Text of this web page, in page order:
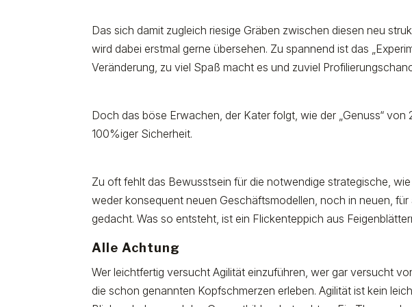
Das sich damit zugleich riesige Gräben zwischen diesen neu
wird dabei erstmal gerne übersehen. Zu spannend ist das
Veränderung, zu viel Spaß macht es und zuviel
Doch das böse Erwachen, der Kater folgt, wie der „Genuss“ von
100%iger Sicherheit.
Zu oft fehlt das Bewusstsein für die notwendige strategische,
weder konsequent neuen Geschäftsmodellen, noch in neuen,
gedacht. Was so entsteht, ist ein Flickenteppich aus
Alle Achtung
Wer leichtfertig versucht Agilität einzuführen, wer gar versucht
die schon genannten Kopfschmerzen erleben. Agilität ist kein